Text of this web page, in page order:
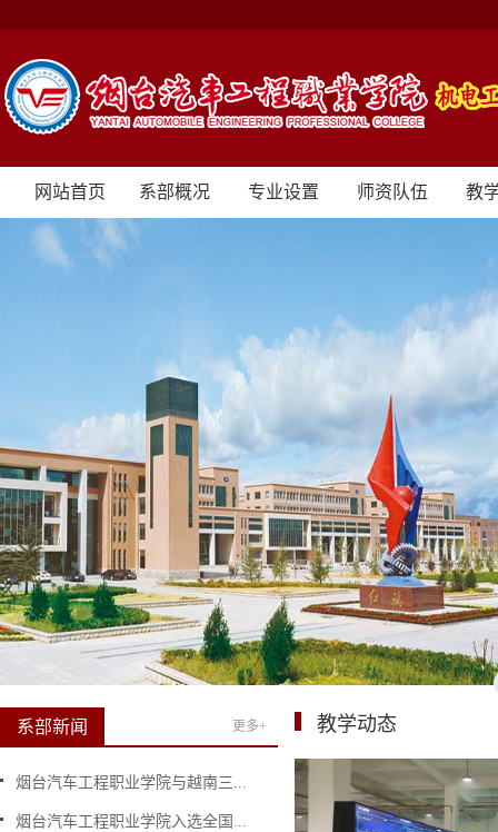
网站首页 系部概况 专业设置 师资队伍 教
更多+
系部新闻
烟台汽车工程职业学院与越南三...
烟台汽车工程职业学院入选全国...
教学动态